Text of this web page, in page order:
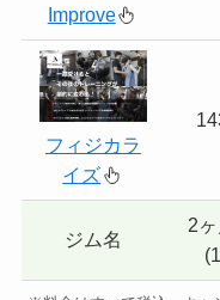
Improve
フィジカラ
イズ
ジム名
2